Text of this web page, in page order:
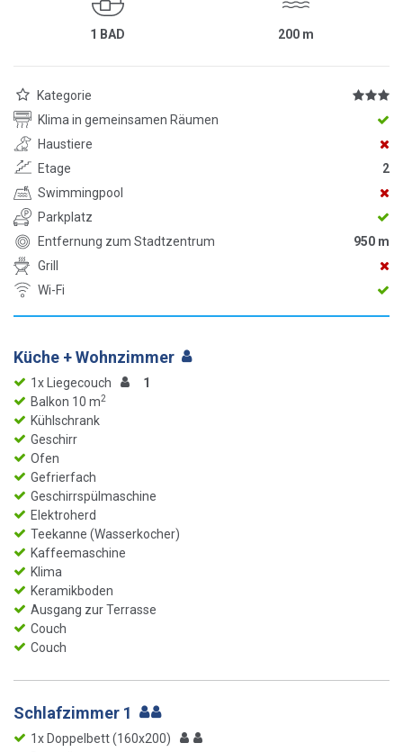
1 BAD 200 m
Kategorie
Klima in gemeinsamen Räumen
Haustiere
Etage
2
Swimmingpool
Parkplatz
Entfernung zum Stadtzentrum
950 m
Grill
Wi-Fi
Küche + Wohnzimmer
1x Liegecouch
1
Balkon 10 m2
Kühlschrank
Geschirr
Ofen
Gefrierfach
Geschirrspülmaschine
Elektroherd
Teekanne (Wasserkocher)
Kaffeemaschine
Klima
Keramikboden
Ausgang zur Terrasse
Couch
Couch
Schlafzimmer 1
1x Doppelbett (160x200)